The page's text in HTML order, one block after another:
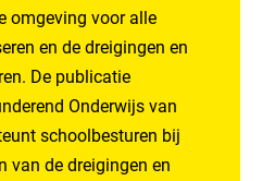
omgeving voor alle
en de dreigingen en
De publicatie
Onderwijs van
schoolbesturen bij
van de dreigingen en